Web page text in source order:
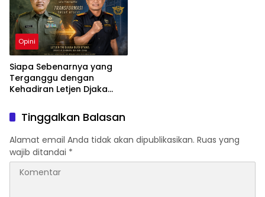
Opini
Siapa Sebenarnya yang
Terganggu dengan
Kehadiran Letjen Djaka
sebagai Dirjen Bea Cukai?
Tinggalkan Balasan
Alamat email Anda tidak akan dipublikasikan. Ruas yang
wajib ditandai *